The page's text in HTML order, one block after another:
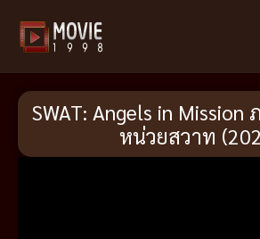
SWAT: Angels in Mission
หน่วยสวาท